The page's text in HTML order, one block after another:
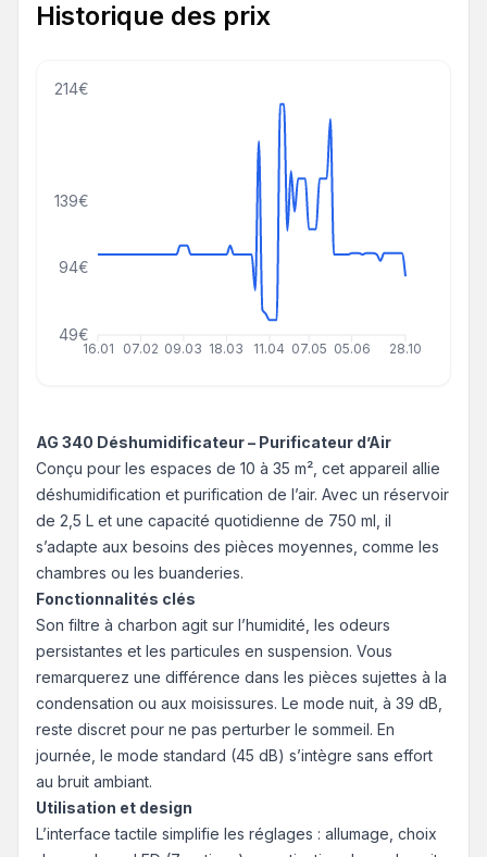
Historique des prix
16.01 07.02 09.03 18.03 11.04 07.05 05.06 28.10
49€
94€
139€
214€
AG 340 Déshumidificateur – Purificateur d’Air
Conçu pour les espaces de 10 à 35 m², cet appareil allie
déshumidification et purification de l’air. Avec un réservoir
de 2,5 L et une capacité quotidienne de 750 ml, il
s’adapte aux besoins des pièces moyennes, comme les
chambres ou les buanderies.
Fonctionnalités clés
Son filtre à charbon agit sur l’humidité, les odeurs
persistantes et les particules en suspension. Vous
remarquerez une différence dans les pièces sujettes à la
condensation ou aux moisissures. Le mode nuit, à 39 dB,
reste discret pour ne pas perturber le sommeil. En
journée, le mode standard (45 dB) s’intègre sans effort
au bruit ambiant.
Utilisation et design
L’interface tactile simplifie les réglages : allumage, choix